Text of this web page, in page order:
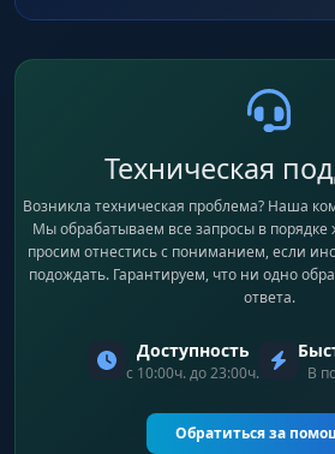
Техническая
Возникла техническая проблема? Наша
Мы обрабатываем все запросы в порядке
просим отнестись с пониманием, если
подождать. Гарантируем, что ни одно
ответа.
Доступность
с 10:00ч. до 23:00ч. В
Обратиться за